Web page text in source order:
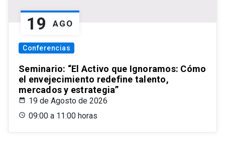
19 AGO
Conferencias
Seminario: “El Activo que Ignoramos: Cómo
el envejecimiento redefine talento,
mercados y estrategia”
19 de Agosto de 2026
09:00 a 11:00 horas